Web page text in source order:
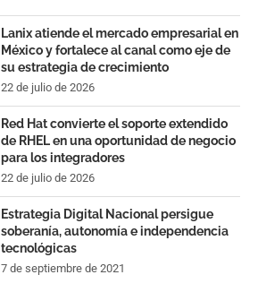
Lanix atiende el mercado empresarial en
México y fortalece al canal como eje de
su estrategia de crecimiento
22 de julio de 2026
Red Hat convierte el soporte extendido
de RHEL en una oportunidad de negocio
para los integradores
22 de julio de 2026
Estrategia Digital Nacional persigue
soberanía, autonomía e independencia
tecnológicas
7 de septiembre de 2021